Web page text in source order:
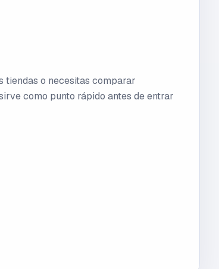
tiendas o necesitas comparar
como punto rápido antes de entrar